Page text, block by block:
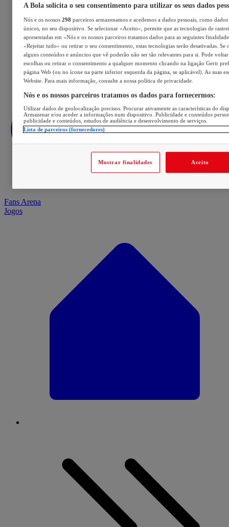
Fans Arena
Jogos
A Bola solicita o seu consentimento para utilizar os seus dados
Nós e os nossos 298 parceiros armazenamos e acedemos a dados pessoais, como
únicos, no seu dispositivo. Se selecionar «Aceito», permite que as tecnologias de
apresentadas em «Nós e os nossos parceiros tratamos dados para as seguintes
«Rejeitar tudo» ou retirar o seu consentimento, estas tecnologias serão desativadas. Se
alguns conteúdos e anúncios que vê poderão não ser tão relevantes para si. Pode voltar
escolhas ou retirar o consentimento a qualquer momento clicando na ligação Gerir
página Web (ou no ícone na parte inferior esquerda da página, se aplicável). As suas
Website. Para mais informação, consulte a nossa política de privacidade.
Nós e os nossos parceiros tratamos os dados para fornecermos:
Utilizar dados de geolocalização precisos. Procurar ativamente as características do
Armazenar e/ou aceder a informações num dispositivo. Publicidade e conteúdos
publicidade e conteúdos, estudos de audiência e desenvolvimento de serviços.
Lista de parceiros (fornecedores)
Mostrar finalidades Aceito